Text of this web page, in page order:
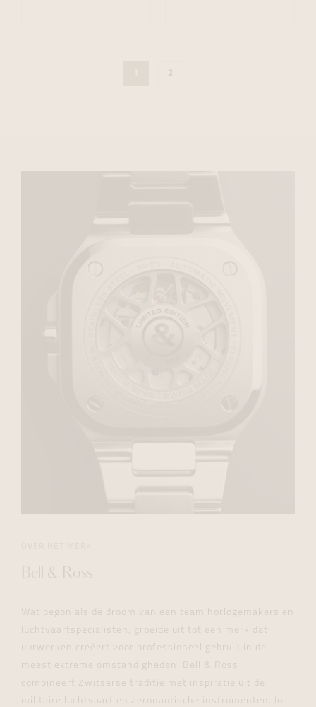
2
Bell & Ross
Wat begon als de droom van een team horlogemakers en
luchtvaartspecialisten, groeide uit tot een merk dat
uurwerken creëert voor professioneel gebruik in de
meest extreme omstandigheden. Bell & Ross
combineert Zwitserse traditie met inspiratie uit de
militaire luchtvaart en aeronautische instrumenten. In